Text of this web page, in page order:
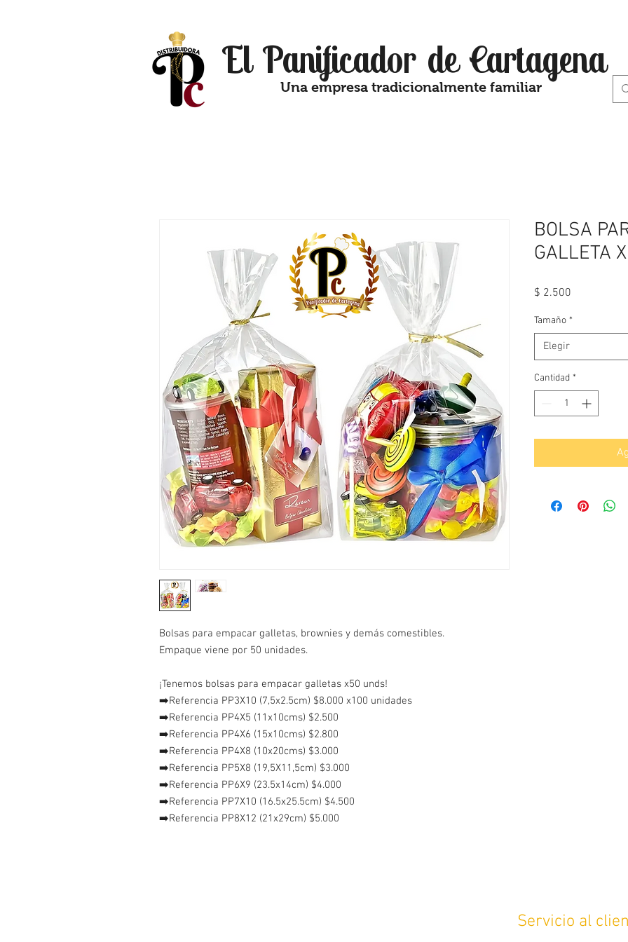
El Panificador de Cartagena
Una empresa tradicionalmente familiar
Bolsas para empacar galletas, brownies y demás comestibles.
Empaque viene por 50 unidades.
¡Tenemos bolsas para empacar galletas x50 unds!
➡️Referencia PP3X10 (7,5x2.5cm) $8.000 x100 unidades
➡️Referencia PP4X5 (11x10cms) $2.500
➡️Referencia PP4X6 (15x10cms) $2.800
➡️Referencia PP4X8 (10x20cms) $3.000
➡️Referencia PP5X8 (19,5X11,5cm) $3.000
➡️Referencia PP6X9 (23.5x14cm) $4.000
➡️Referencia PP7X10 (16.5x25.5cm) $4.500
➡️Referencia PP8X12 (21x29cm) $5.000
BOLSA
GALLETA
$ 2.500
Tamaño *
Elegir
Cantidad *
Servicio al